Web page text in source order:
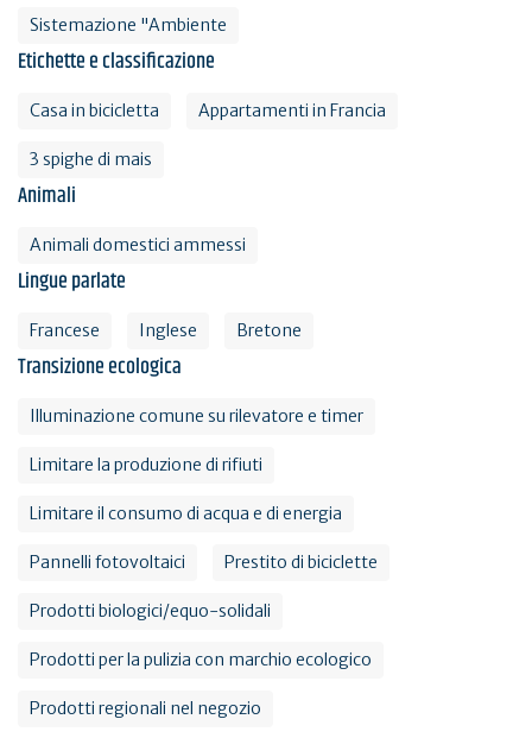
Sistemazione "Ambiente
Etichette e classificazione
Casa in bicicletta Appartamenti in Francia
3 spighe di mais
Animali
Animali domestici ammessi
Lingue parlate
Francese Inglese Bretone
Transizione ecologica
Illuminazione comune su rilevatore e timer
Limitare la produzione di rifiuti
Limitare il consumo di acqua e di energia
Pannelli fotovoltaici Prestito di biciclette
Prodotti biologici/equo-solidali
Prodotti per la pulizia con marchio ecologico
Prodotti regionali nel negozio